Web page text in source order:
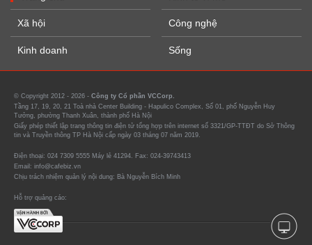
Xã hội
Kinh doanh
Công nghệ
Sống
© Copyright 2012 - 2026 - Công ty Cổ phần VCCorp.
Tầng 17, 19, 20, 21 Toà nhà Center Building - Hapulico Complex, Số 01, phố Nguyễn Huy
Tưởng, phường Thanh Xuân, thành phố Hà Nội
Giấy phép thiết lập trang thông tin điện tử tổng hợp trên internet số 3321/GP-TTĐT do Sở Thông
tin và Truyền thông TP Hà Nội cấp ngày 03 tháng 07 năm 2019.
Điện thoại: 024 7309 5555 Máy lẻ 41294. Fax: 024-39743413
Email: info@cafebiz.vn
Chịu trách nhiệm quản lý nội dung: Bà Nguyễn Bích Minh
Hỗ trợ quảng cáo: